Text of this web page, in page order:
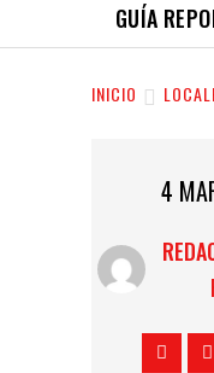
GUÍA
INICIO
4